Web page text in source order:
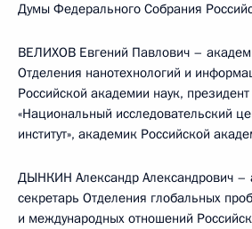
Думы Федерального Собрания
ВЕЛИХОВ Евгений Павлович –
Отделения нанотехнологий и
Российской академии наук,
«Национальный исследовательский
институт», академик Российской
ДЫНКИН Александр Александрович –
секретарь Отделения глобальных
и международных отношений